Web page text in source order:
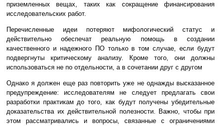
приземленных вещах, таких как сокращение финансирования
исследовательских работ.
Перечисленные идеи потеряют мифологический статус и
действительно обеспечат реальную помощь в создании
качественного и надежного ПО только в том случае, если будут
подвергнуты критическому анализу. Кроме того, они должны
использоваться не по отдельности, а в сочетании друг с другом
Однако я должен еще раз повторить уже не однажды высказанное
предупреждение: исследователям не следует предлагать свои
разработки практикам до того, как будут получены убедительные
доказательства их действительной полезности. Важно, чтобы при
этом рассматривались и вопросы, связанные с ограничениями